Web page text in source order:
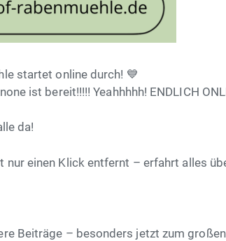
startet online durch! 💙
ist bereit!!!!! Yeahhhhh! ENDLICH
da!
nur einen Klick entfernt – erfahrt alles
Beiträge – besonders jetzt zum